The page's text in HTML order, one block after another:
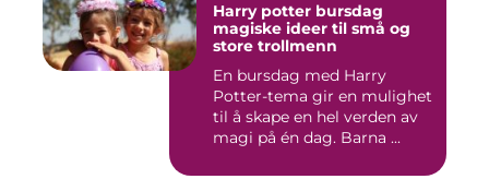
Harry potter bursdag
magiske ideer til små og
store trollmenn
En bursdag med Harry
Potter-tema gir en mulighet
til å skape en hel verden av
magi på én dag. Barna ...